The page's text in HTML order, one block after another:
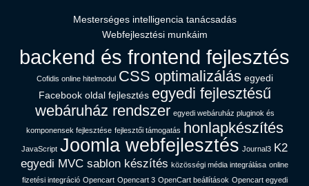
Mesterséges intelligencia tanácsadás​
Webfejlesztési munkáim
backend és frontend fejlesztés
Cofidis online hitelmodul CSS optimalizálás egyedi
Facebook oldal fejlesztés egyedi fejlesztésű
webáruház rendszer egyedi webáruház pluginok és
komponensek fejlesztése fejlesztői támogatás honlapkészítés
JavaScript Joomla webfejlesztés Journal3 K2
egyedi MVC sablon készítés közösségi média integrálása online
fizetési integráció Opencart Opencart 3 OpenCart beállítások Opencart egyedi